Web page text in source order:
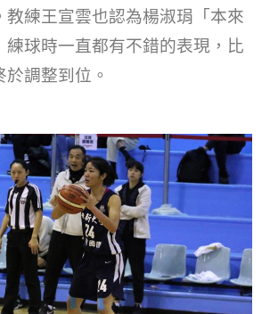
教練王宣雲也認為楊淑琄「本來
練球時一直都有不錯的表現，比
調整到位。